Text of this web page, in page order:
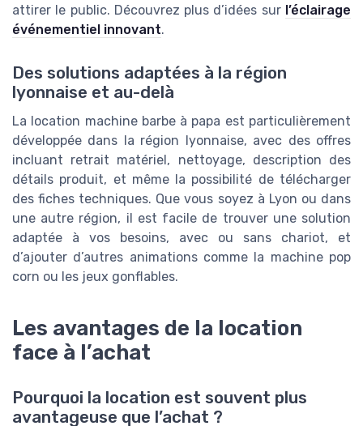
attirer le public. Découvrez plus d’idées sur l’éclairage
événementiel innovant.
Des solutions adaptées à la région
lyonnaise et au-delà
La location machine barbe à papa est particulièrement
développée dans la région lyonnaise, avec des offres
incluant retrait matériel, nettoyage, description des
détails produit, et même la possibilité de télécharger
des fiches techniques. Que vous soyez à Lyon ou dans
une autre région, il est facile de trouver une solution
adaptée à vos besoins, avec ou sans chariot, et
d’ajouter d’autres animations comme la machine pop
corn ou les jeux gonflables.
Les avantages de la location
face à l’achat
Pourquoi la location est souvent plus
avantageuse que l’achat ?